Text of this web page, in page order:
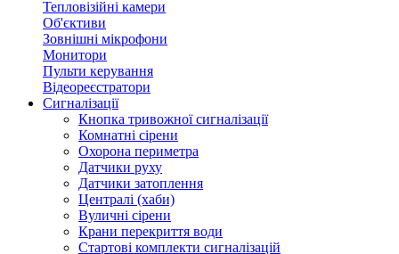
Тепловізійні камери
Об'єктиви
Зовнішні мікрофони
Монитори
Пульти керування
Відеореєстратори
Сигналізації
Кнопка тривожної сигналізації
Комнатні сірени
Охорона периметра
Датчики руху
Датчики затоплення
Централі (хаби)
Вуличні сірени
Крани перекриття води
Стартові комплекти сигналізацій